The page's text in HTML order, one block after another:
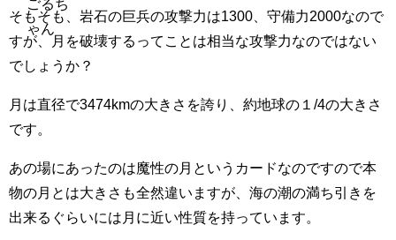
ごるち
ゃん
そもそも、岩石の巨兵の攻撃力は1300、守備力2000なので
すが、月を破壊するってことは相当な攻撃力なのではない
でしょうか？
月は直径で3474kmの大きさを誇り、約地球の１/4の大きさ
です。
あの場にあったのは魔性の月というカードなのですので本
物の月とは大きさも全然違いますが、海の潮の満ち引きを
出来るぐらいには月に近い性質を持っています。